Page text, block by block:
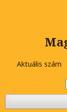
Aktuális szám